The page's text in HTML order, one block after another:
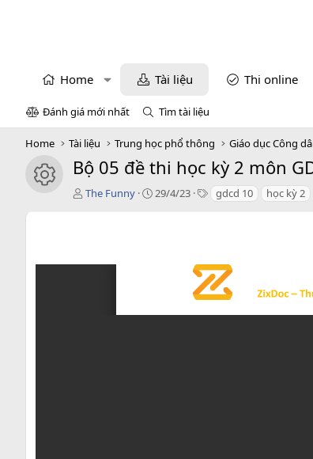
Home Tài liệu Thi online
Đánh giá mới nhất Tìm tài liệu
Home Tài liệu Trung học phổ thông Giáo dục Công
icon tài liệu
Bộ 05 đề thi học kỳ 2 môn
T
ả
The Funny
C
29/4/23
T gdcd 10 học kỳ 2